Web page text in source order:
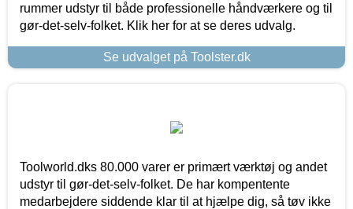
rummer udstyr til både professionelle håndværkere og til
gør-det-selv-folket. Klik her for at se deres udvalg.
Se udvalget på Toolster.dk
Toolworld.dks 80.000 varer er primært værktøj og andet
udstyr til gør-det-selv-folket. De har kompentente
medarbejdere siddende klar til at hjælpe dig, så tøv ikke